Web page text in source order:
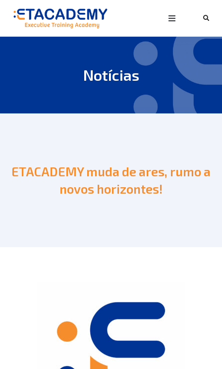
Notícias
ETACADEMY muda de ares, rumo a
novos horizontes!